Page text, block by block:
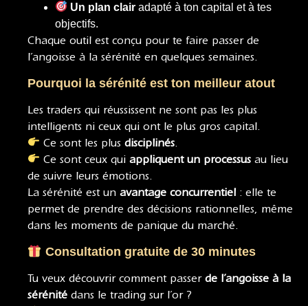
Un plan clair adapté à ton capital et à tes
objectifs.
Chaque outil est conçu pour te faire passer de
l’angoisse à la sérénité en quelques semaines.
Pourquoi la sérénité est ton meilleur atout
Les traders qui réussissent ne sont pas les plus
intelligents ni ceux qui ont le plus gros capital.
Ce sont les plusdisciplinés
Ce sont ceux quiappliquent un processus au lieu
de suivre leurs émotions.
La sérénité est un avantage concurrentiel : elle te
permet de prendre des décisions rationnelles, même
dans les moments de panique du marché.
Consultation gratuite de 30 minutes
Tu veux découvrir comment passer de l’angoisse à la
sérénité dans le trading sur l’or ?